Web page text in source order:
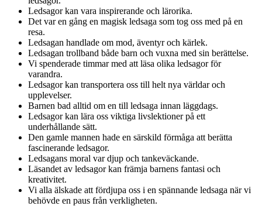
Ledsagor kan vara inspirerande och lärorika.
Det var en gång en magisk ledsaga som tog oss med på en
resa.
Ledsagan handlade om mod, äventyr och kärlek.
Ledsagan trollband både barn och vuxna med sin berättelse.
Vi spenderade timmar med att läsa olika ledsagor för
varandra.
Ledsagor kan transportera oss till helt nya världar och
upplevelser.
Barnen bad alltid om en till ledsaga innan läggdags.
Ledsagor kan lära oss viktiga livslektioner på ett
underhållande sätt.
Den gamle mannen hade en särskild förmåga att berätta
fascinerande ledsagor.
Ledsagans moral var djup och tankeväckande.
Läsandet av ledsagor kan främja barnens fantasi och
kreativitet.
Vi alla älskade att fördjupa oss i en spännande ledsaga när vi
behövde en paus från verkligheten.